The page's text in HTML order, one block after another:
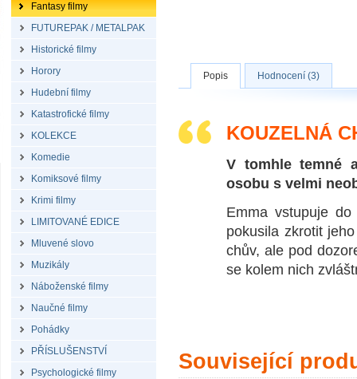
Fantasy filmy
FUTUREPAK / METALPAK
Historické filmy
Horory
Hudební filmy
Katastrofické filmy
KOLEKCE
Komedie
Komiksové filmy
Krimi filmy
LIMITOVANÉ EDICE
Mluvené slovo
Muzikály
Náboženské filmy
Naučné filmy
Pohádky
PŘÍSLUŠENSTVÍ
Psychologické filmy
Popis Hodnocení (3)
KOUZELNÁ
V tomhle temné
osobu s velmi
Emma vstupuje
pokusila zkrotit
chův, ale pod
se kolem nich
Související